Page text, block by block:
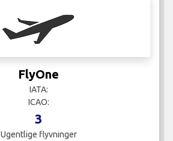
FlyOne
IATA:
ICAO:
3
Ugentlige flyvninger